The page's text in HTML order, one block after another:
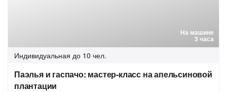
На машине
3 часа
Индивидуальная до 10 чел.
Паэлья и гаспачо: мастер-класс на апельсиновой
плантации